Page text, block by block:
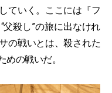
ていく。ここには『フ
殺し”の旅に出なけれ
の戦いとは、殺された
の戦いだ。